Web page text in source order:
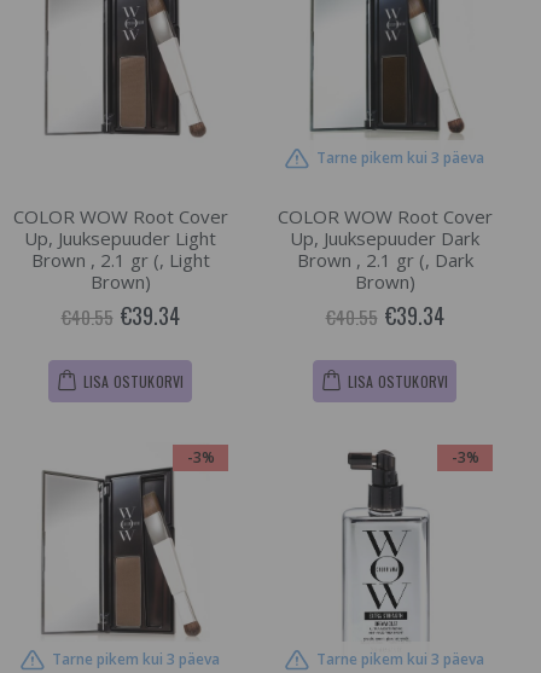
COLOR WOW Root Cover
Up, Juuksepuuder Light
Brown , 2.1 gr (, Light
Brown)
€40.55 €39.34
LISA OSTUKORVI
Tarne pikem kui 3 päeva
COLOR WOW Root Cover
Up, Juuksepuuder Dark
Brown , 2.1 gr (, Dark
Brown)
€40.55 €39.34
LISA OSTUKORVI
-3%
Tarne pikem kui 3 päeva
-3%
Tarne pikem kui 3 päeva